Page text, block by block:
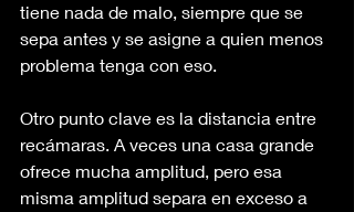
tiene nada de malo, siempre que se
sepa antes y se asigne a quien menos
problema tenga con eso.
Otro punto clave es la distancia entre
recámaras. A veces una casa grande
ofrece mucha amplitud, pero esa
misma amplitud separa en exceso a